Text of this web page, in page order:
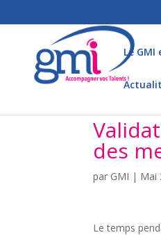
Le
des
par GMI | Mai
Le temps